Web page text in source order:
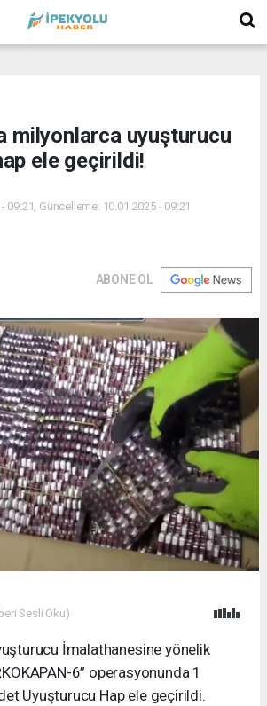
milyonlarca uyuşturucu
ele geçirildi!
09:21, Güncelleme: 10.01.2025 - 09:21
ABONE OL
Sesli Oku)
İmalathanesine yönelik
6” operasyonunda 1
Uyuşturucu Hap ele geçirildi.